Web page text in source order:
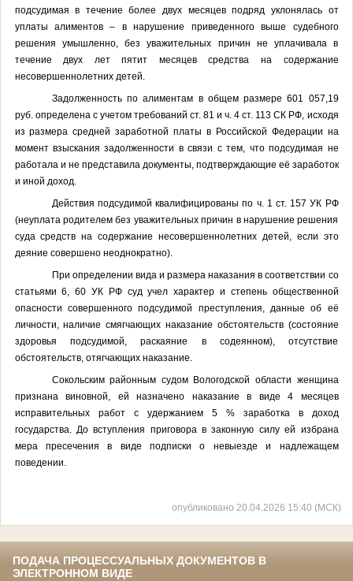
подсудимая в течение более двух месяцев подряд уклонялась от
уплаты алиментов – в нарушение приведенного выше судебного
решения умышленно, без уважительных причин не уплачивала в
течение двух лет пятит месяцев средства на содержание
несовершеннолетних детей.
Задолженность по алиментам в общем размере 601 057,19
руб. определена с учетом требований ст. 81 и ч. 4 ст. 113 СК РФ, исходя
из размера средней заработной платы в Российской Федерации на
момент взыскания задолженности в связи с тем, что подсудимая не
работала и не представила документы, подтверждающие её заработок
и иной доход.
Действия подсудимой квалифицированы по ч. 1 ст. 157 УК РФ
(неуплата родителем без уважительных причин в нарушение решения
суда средств на содержание несовершеннолетних детей, если это
деяние совершено неоднократно).
При определении вида и размера наказания в соответствии со
статьями 6, 60 УК РФ суд учел характер и степень общественной
опасности совершенного подсудимой преступления, данные об её
личности, наличие смягчающих наказание обстоятельств (состояние
здоровья подсудимой, раскаяние в содеянном), отсутствие
обстоятельств, отягчающих наказание.
Сокольским районным судом Вологодской области женщина
признана виновной, ей назначено наказание в виде 4 месяцев
исправительных работ с удержанием 5 % заработка в доход
государства. До вступления приговора в законную силу ей избрана
мера пресечения в виде подписки о невыезде и надлежащем
поведении.
опубликовано 20.04.2026 15:40 (МСК)
ПОДАЧА ПРОЦЕССУАЛЬНЫХ ДОКУМЕНТОВ В
ЭЛЕКТРОННОМ ВИДЕ